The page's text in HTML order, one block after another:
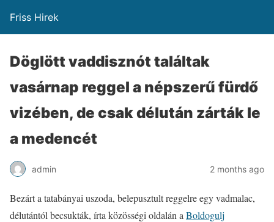
Friss Hirek
Döglött vaddisznót találtak
vasárnap reggel a népszerű fürdő
vizében, de csak délután zárták le
a medencét
admin 2 months ago
Bezárt a tatabányai uszoda, belepusztult reggelre egy vadmalac,
délutántól becsukták, írta közösségi oldalán a Boldogulj